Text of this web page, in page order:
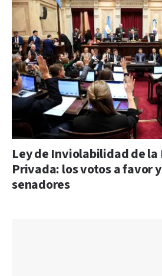
Ley de Inviolabilidad de
Privada: los votos a favor
senadores